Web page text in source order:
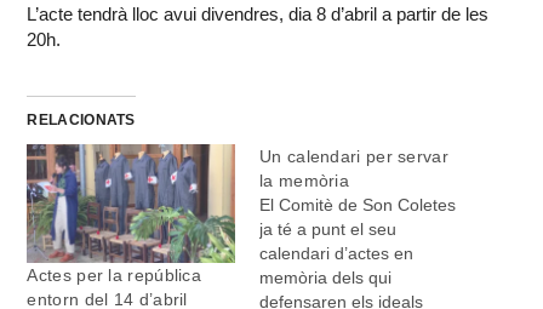
L’acte tendrà lloc avui divendres, dia 8 d’abril a partir de les
20h.
RELACIONATS
Actes per la república
entorn del 14 d’abril
Un calendari per servar
la memòria
El Comitè de Son Coletes
ja té a punt el seu
calendari d’actes en
memòria dels qui
defensaren els ideals